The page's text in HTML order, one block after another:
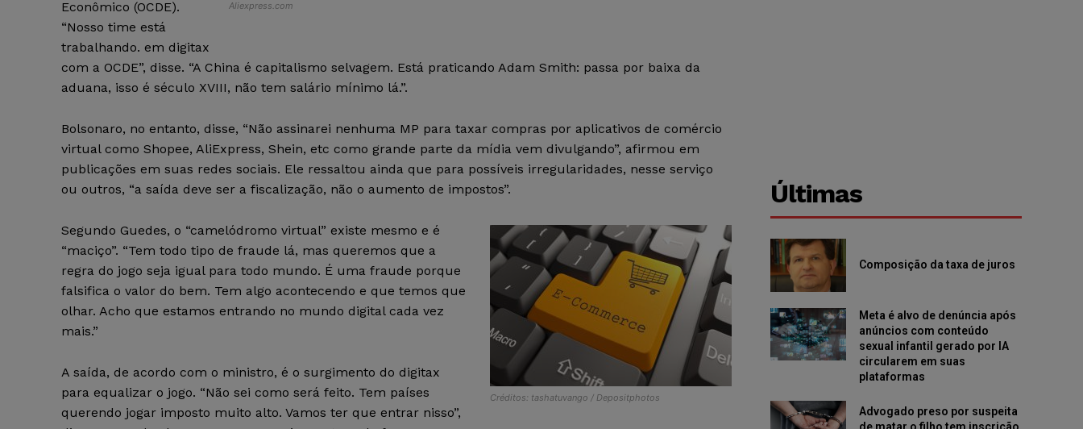
Aliexpress.com
Econômico (OCDE).
“Nosso time está
trabalhando. em digitax
com a OCDE”, disse. “A China é capitalismo selvagem. Está praticando Adam Smith: passa por baixa da
aduana, isso é século XVIII, não tem salário mínimo lá.”.
Bolsonaro, no entanto, disse, “Não assinarei nenhuma MP para taxar compras por aplicativos de comércio
virtual como Shopee, AliExpress, Shein, etc como grande parte da mídia vem divulgando”, afirmou em
publicações em suas redes sociais. Ele ressaltou ainda que para possíveis irregularidades, nesse serviço
ou outros, “a saída deve ser a fiscalização, não o aumento de impostos”.
Créditos: tashatuvango / Depositphotos
Segundo Guedes, o “camelódromo virtual” existe mesmo e é
“maciço”. “Tem todo tipo de fraude lá, mas queremos que a
regra do jogo seja igual para todo mundo. É uma fraude porque
falsifica o valor do bem. Tem algo acontecendo e que temos que
olhar. Acho que estamos entrando no mundo digital cada vez
mais.”
A saída, de acordo com o ministro, é o surgimento do digitax
para equalizar o jogo. “Não sei como será feito. Tem países
querendo jogar imposto muito alto. Vamos ter que entrar nisso”,
Últimas
Composição da taxa de juros
Meta é alvo de denúncia após
anúncios com conteúdo
sexual infantil gerado por IA
circularem em suas
plataformas
Advogado preso por suspeita